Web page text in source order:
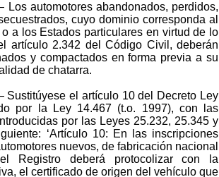
Los automotores abandonados, perdidos,
cuyo dominio corresponda al
a los Estados particulares en virtud de lo
artículo 2.342 del Código Civil, deberán
y compactados en forma previa a su
de chatarra.
Sustitúyese el artículo 10 del Decreto Ley
por la Ley 14.467 (t.o. 1997), con las
por las Leyes 25.232, 25.345 y
‘Artículo 10: En las inscripciones
nuevos, de fabricación nacional
Registro deberá protocolizar con la
el certificado de origen del vehículo que